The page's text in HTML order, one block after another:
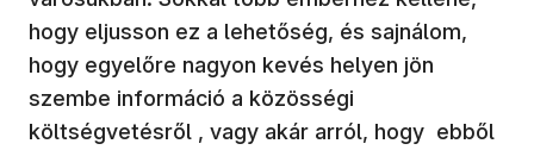
hogy eljusson ez a lehetőség, és sajnálom,
hogy egyelőre nagyon kevés helyen jön
szembe információ a közösségi
költségvetésről , vagy akár arról, hogy ebből